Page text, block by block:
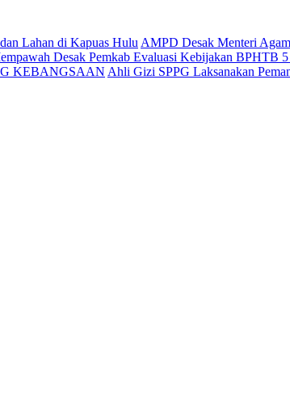
Lahan di Kapuas Hulu AMPD Desak Menteri
Desak Pemkab Evaluasi Kebijakan BPHTB 5
KEBANGSAAN Ahli Gizi SPPG Laksanakan